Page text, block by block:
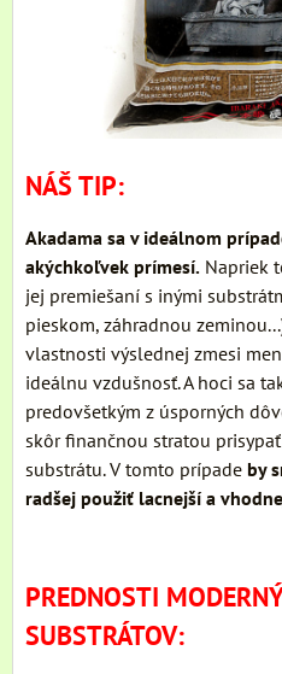
NÁŠ TIP:
Akadama sa v ideálnom
akýchkoľvek prímesí. Napriek
jej premiešaní s inými
pieskom, záhradnou
vlastnosti výslednej zmesi
ideálnu vzdušnosť. A hoci sa
predovšetkým z úsporných
skôr finančnou stratou
substrátu. V tomto prípade by
radšej použiť lacnejší a
PREDNOSTI
SUBSTRÁTOV: